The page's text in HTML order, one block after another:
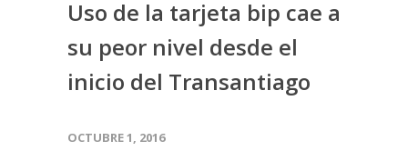
Uso de la tarjeta bip cae a
su peor nivel desde el
inicio del Transantiago
OCTUBRE 1, 2016